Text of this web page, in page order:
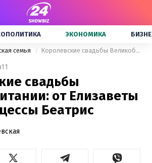
ЭКОНОМИКА
семья Королевские свадьбы Великобритании: от Елизаветы II до принцессы Беатрис
11
свадьбы
от Елизаветы
Беатрис